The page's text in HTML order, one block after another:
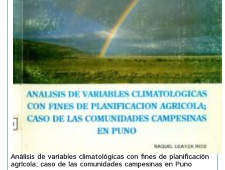
Análisis de variables climatológicas con fines de planificación
agrícola; caso de las comunidades campesinas en Puno